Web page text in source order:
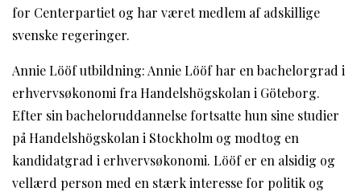
for Centerpartiet og har været medlem af adskillige
svenske regeringer.
Annie Lööf utbildning: Annie Lööf har en bachelorgrad i
erhvervsøkonomi fra Handelshögskolan i Göteborg.
Efter sin bacheloruddannelse fortsatte hun sine studier
på Handelshögskolan i Stockholm og modtog en
kandidatgrad i erhvervsøkonomi. Lööf er en alsidig og
vellærd person med en stærk interesse for politik og